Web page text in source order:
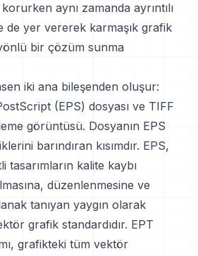
aynı zamanda ayrıntılı
de yer vererek karmaşık grafik
bir çözüm sunma
iki ana bileşenden oluşur:
(EPS) dosyası ve TIFF
görüntüsü. Dosyanın EPS
barındıran kısımdır. EPS,
tasarımların kalite kaybı
düzenlenmesine ve
tanıyan yaygın olarak
grafik standardıdır. EPT
grafikteki tüm vektör